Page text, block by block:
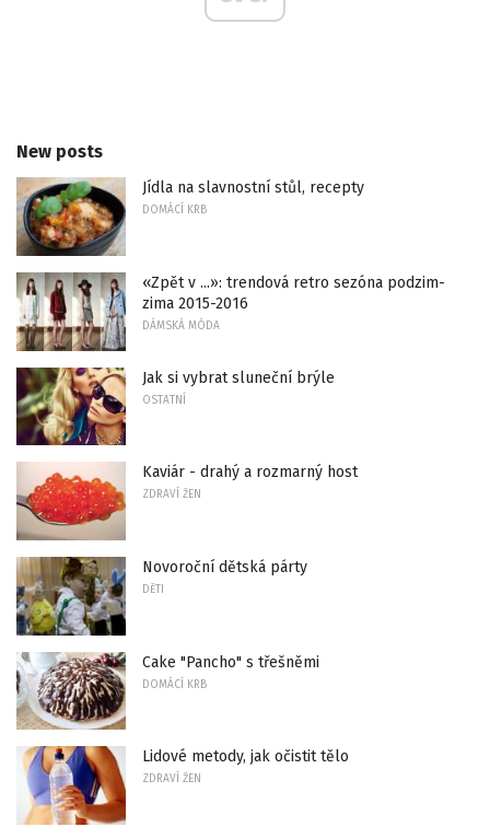
New posts
Jídla na slavnostní stůl, recepty
DOMÁCÍ KRB
«Zpět v ...»: trendová retro sezóna podzim-
zima 2015-2016
DÁMSKÁ MÓDA
Jak si vybrat sluneční brýle
OSTATNÍ
Kaviár - drahý a rozmarný host
ZDRAVÍ ŽEN
Novoroční dětská párty
DĚTI
Cake "Pancho" s třešněmi
DOMÁCÍ KRB
Lidové metody, jak očistit tělo
ZDRAVÍ ŽEN